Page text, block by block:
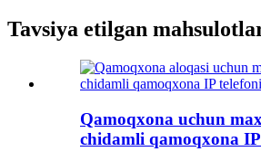
Tavsiya etilgan
Qamoqxona uchun
chidamli qamoqxona